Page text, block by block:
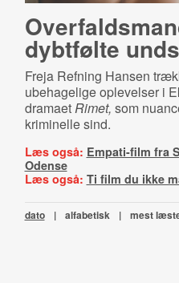
dybtfølte
Freja Refning Hansen
ubehagelige oplevelser i
dramaetRimet, som
kriminelle sind.
Læs også: Empati-film fra
Odense
Læs også: Ti film du ikke
dato | alfabetisk | mest